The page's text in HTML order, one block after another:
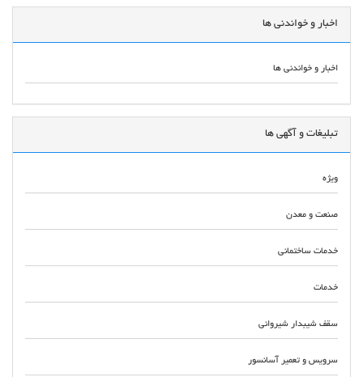
اخبار و خواندنی ها
اخبار و خواندنی ها
تبلیغات و آگهی ها
ویژه
صنعت و معدن
خدمات ساختمانی
خدمات
سقف شیبدار شیروانی
سرویس و تعمیر آسانسور